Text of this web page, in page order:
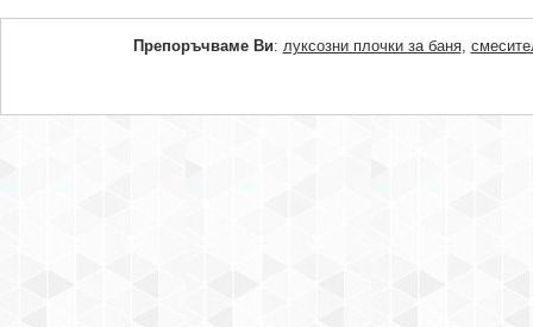
Препоръчваме Ви: луксозни плочки за баня,